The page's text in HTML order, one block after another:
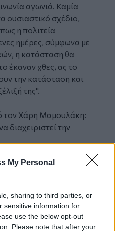
My Personal
sharing to third parties, or
sensitive information for
use the below opt-out
Please note that after your
αγωνιά. Καμία
ουσιαστικό σχέδιο,
η πολιτεία
ημέρες, σύμφωνα με
η κατάσταση θα
έκαναν χθες, ας το
την κατάσταση και
της".
τον Χάρη Μαμουλάκη:
διαχειριστεί την